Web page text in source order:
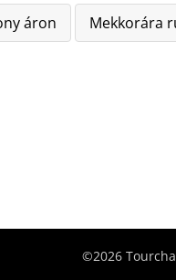
áron Mekkorára
©2026